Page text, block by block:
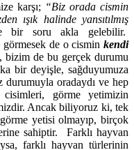
karşı; “Biz orada cismin
ışık halinde yansıtılmış
bir soru akla gelebilir.
de o cismin kendi
bizim de bu gerçek durumu
bir deyişle, sağduyumuza
oradaydı ve hep
görme yetimizin
Ancak biliyoruz ki, tek
yetisi olmayıp, birçok
sahiptir. Farklı hayvan
farklı hayvan türlerinin